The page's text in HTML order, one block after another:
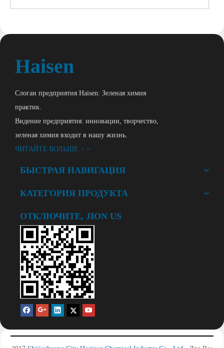
Haisen
Слоган предприятия Haisen: Зеленая химия
практик.
Видение предприятия: инновации, творчество,
зеленая химия входит в нашу жизнь.
ЧИТАЙТЕ БОЛЬШЕ > >
БЫСТРАЯ НАВИГАЦИЯ
КАТЕГОРИЯ ПРОДУКТА
ОТКЛЮЧИТЕ, JION US